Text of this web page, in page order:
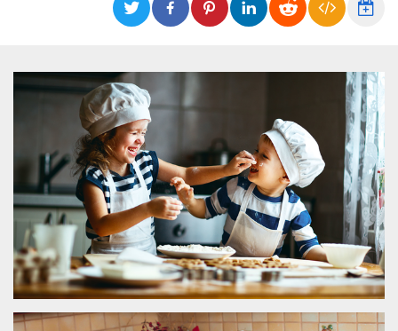
Necessari Marketing
servizi qui presenti non potranno funzionare
Nome
Provider /
Scadenza Descrizione
cf_clearance
Cloudflare,
Inc.
.oooh.events
1 anno
Clearance
Cookie from
CloudFlare
stores the proof
of challenge
passed. It is
used to no
longer issue a
captcha or
jschallenge
challenge if
present. It is
required to
reach origin
server.